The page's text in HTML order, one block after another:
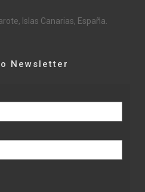
Islas Canarias, España.
Newsletter